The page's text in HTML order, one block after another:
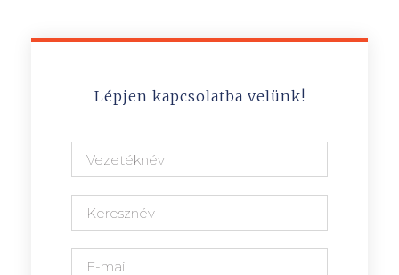
Lépjen kapcsolatba velünk!